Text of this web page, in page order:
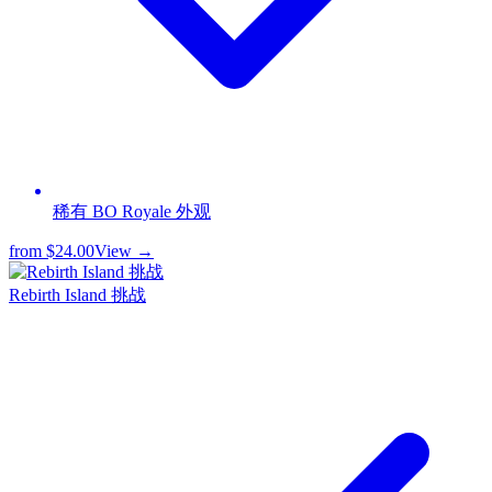
稀有 BO Royale 外观
from $24.00View →
Rebirth Island 挑战